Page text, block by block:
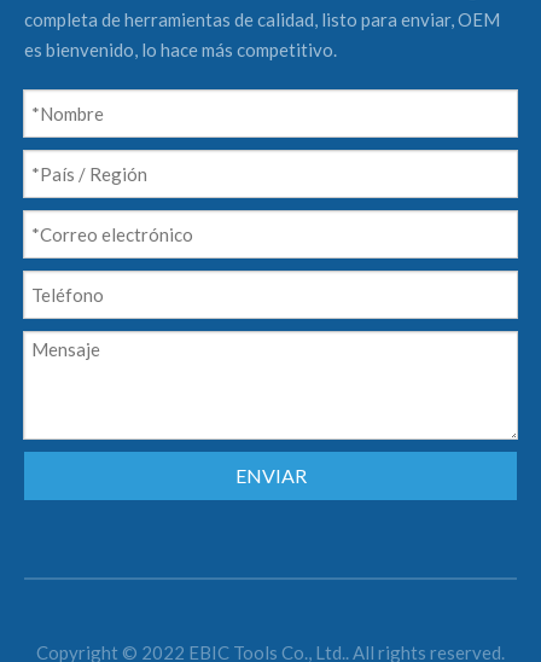
completa de herramientas de calidad, listo para enviar, OEM
es bienvenido, lo hace más competitivo.
ENVIAR
Copyright © 2022 EBIC Tools Co., Ltd.. All rights reserved.